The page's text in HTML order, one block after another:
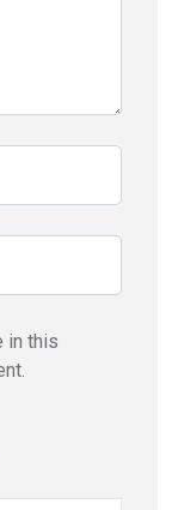
in this